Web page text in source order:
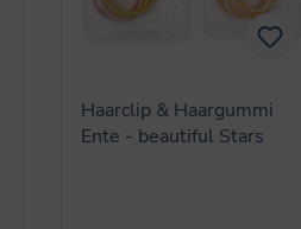
Haarclip & Haargummi
Ente - beautiful Stars